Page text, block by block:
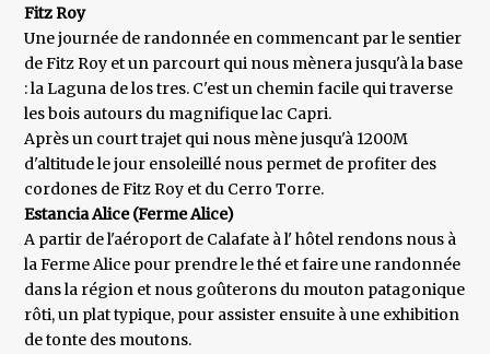
Fitz Roy
Une journée de randonnée en commencant par le sentier
de Fitz Roy et un parcourt qui nous mènera jusqu'à la base
: la Laguna de los tres. C'est un chemin facile qui traverse
les bois autours du magnifique lac Capri.
Après un court trajet qui nous mène jusqu'à 1200M
d'altitude le jour ensoleillé nous permet de profiter des
cordones de Fitz Roy et du Cerro Torre.
Estancia Alice (Ferme Alice)
A partir de l'aéroport de Calafate à l' hôtel rendons nous à
la Ferme Alice pour prendre le thé et faire une randonnée
dans la région et nous goûterons du mouton patagonique
rôti, un plat typique, pour assister ensuite à une exhibition
de tonte des moutons.